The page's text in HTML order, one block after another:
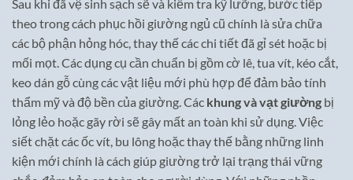
Sau khi đã vệ sinh sạch sẽ và kiểm tra kỹ lưỡng, bước tiếp
theo trong cách phục hồi giường ngủ cũ chính là sửa chữa
các bộ phận hỏng hóc, thay thế các chi tiết đã gỉ sét hoặc bị
mối mọt. Các dụng cụ cần chuẩn bị gồm cờ lê, tua vít, kéo cắt,
keo dán gỗ cùng các vật liệu mới phù hợp để đảm bảo tính
thẩm mỹ và độ bền của giường. Các khung và vạt giường bị
lỏng lẻo hoặc gãy rời sẽ gây mất an toàn khi sử dụng. Việc
siết chặt các ốc vít, bu lông hoặc thay thế bằng những linh
kiện mới chính là cách giúp giường trở lại trạng thái vững